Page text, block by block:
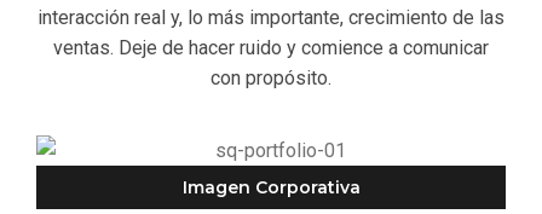
interacción real y, lo más importante, crecimiento de las
ventas. Deje de hacer ruido y comience a comunicar
con propósito.
Imagen Corporativa